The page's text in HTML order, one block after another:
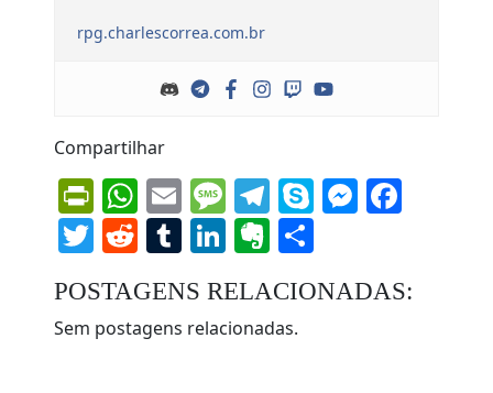
rpg.charlescorrea.com.br
Compartilhar
PrintFriendly
WhatsApp
EmailMessage
Telegram
Skype
Twitter
Reddit
Tumblr
LinkedIn
Evernote
POSTAGENS RELACIONADAS:
Sem postagens relacionadas.